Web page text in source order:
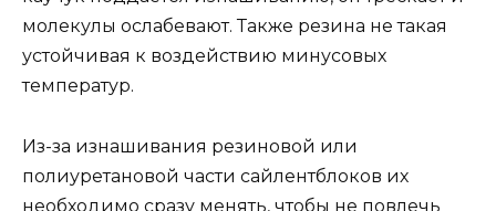
молекулы ослабевают. Также резина не такая
устойчивая к воздействию минусовых
температур.
Из-за изнашивания резиновой или
полиуретановой части сайлентблоков их
необходимо сразу менять, чтобы не повлечь